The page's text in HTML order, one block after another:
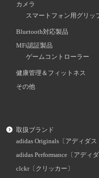
カメラ
スマートフォン用グリッ
Bluetooth対応製品
MFi認証製品
ゲームコントローラー
健康管理＆フィットネス
その他
取扱ブランド
adidas Originals〔アディダス
adidas Performance〔アディ
clckr〔クリッカー〕